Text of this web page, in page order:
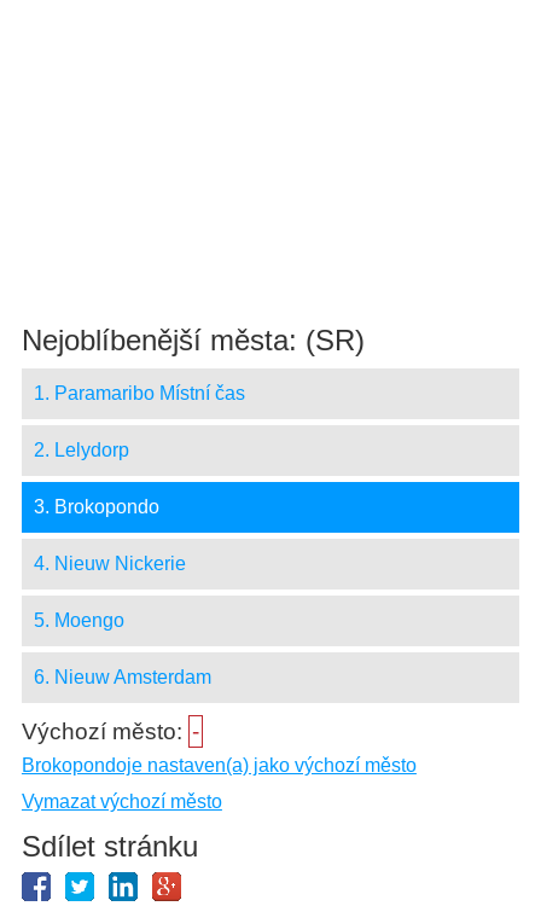
Nejoblíbenější města: (SR)
1. Paramaribo Místní čas
2. Lelydorp
3. Brokopondo
4. Nieuw Nickerie
5. Moengo
6. Nieuw Amsterdam
Výchozí město: -
Brokopondoje nastaven(a) jako výchozí město
Vymazat výchozí město
Sdílet stránku